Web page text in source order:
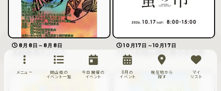
8月8日～8月8日 10月17日～10月17日
2026年岡山神社蚤の市秋祭
メニュー
岡山県の
イベント一覧
今日開催の
イベント
8月の
イベント
現在地から
探す
マイ
リスト